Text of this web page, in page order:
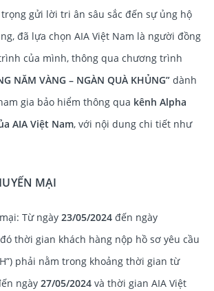
gửi lời tri ân sâu sắc đến sự ủng hộ
đã lựa chọn AIA Việt Nam là người đồng
của mình, thông qua chương trình
NĂM VÀNG – NGÀN QUÀ KHỦNG” dành
gia bảo hiểm thông qua kênh Alpha
AIA Việt Nam, với nội dung chi tiết như
MẠI
Từ ngày 23/05/2024 đến ngày
thời gian khách hàng nộp hồ sơ yêu cầu
phải nằm trong khoảng thời gian từ
ngày 27/05/2024 và thời gian AIA Việt